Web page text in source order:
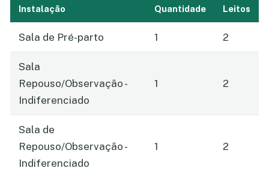
Instalação Quantidade Leitos
Sala de Pré-parto 1 2
Sala
Repouso/Observação -
Indiferenciado
1 2
Sala de
Repouso/Observação -
Indiferenciado
1 2